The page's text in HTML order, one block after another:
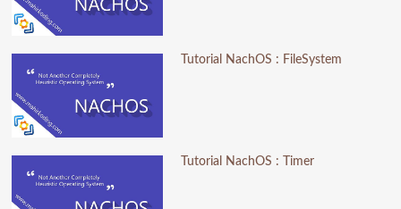
Tutorial NachOS : FileSystem
Tutorial NachOS : Timer